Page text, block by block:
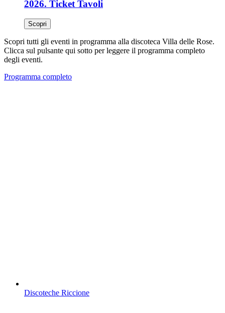
2026. Ticket Tavoli
Scopri
Scopri tutti gli eventi in programma alla discoteca Villa delle Rose.
Clicca sul pulsante qui sotto per leggere il programma completo
degli eventi.
Programma completo
Discoteche Riccione